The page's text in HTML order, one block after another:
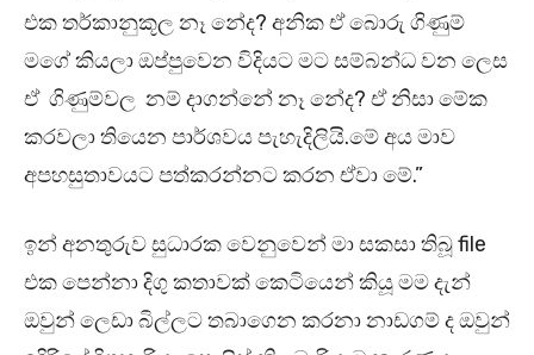
එක තර්කානුකූල නෑ නේද? අනික ඒ බොරු ගිණුම්
මගේ කියලා ඔප්පුවෙන විදියට මට සම්බන්ධ වන ලෙස
ඒ ගිණුම්වල නම් දාගන්නේ නෑ නේද? ඒ නිසා මේක
කරවලා තියෙන පාර්ශවය පැහැදිලියි.මේ අය මාව
අපහසුතාවයට පත්කරන්නට කරන ඒවා මේ.”
ඉන් අනතුරුව සුධාරක වෙනුවෙන් මා සකසා තිබූ file
එක පෙන්නා දිගු කතාවක් කෙටියෙන් කියූ මම දැන්
ඔවුන් ලෙඩා බිල්ලට තබාගෙන කරනා නාඩගම් ද ඔවුන්